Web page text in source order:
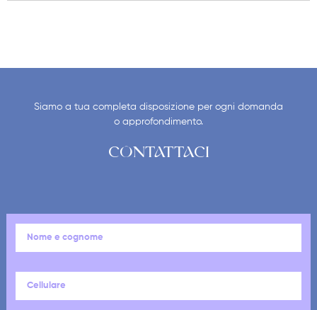
Siamo a tua completa disposizione per ogni domanda
o approfondimento.
CONTATTACI